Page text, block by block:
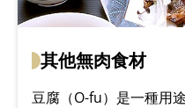
其他無肉食材
豆腐（O-fu）是一種用